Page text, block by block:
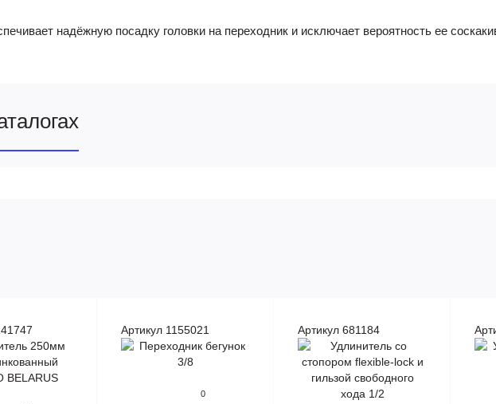
надёжную посадку головки на переходник и исключает вероятность ее
Артикул 1155021
0
Артикул 681184